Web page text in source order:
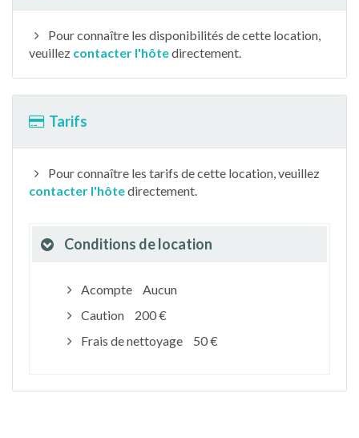
Pour connaître les disponibilités de cette location,
veuillez contacter l'hôtedirectement.
Tarifs
Pour connaître les tarifs de cette location, veuillez
contacter l'hôtedirectement.
Conditions de location
Acompte
Aucun
Caution
200 €
Frais de nettoyage
50 €